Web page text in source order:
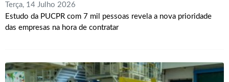
Terça, 14 Julho 2026
Estudo da PUCPR com 7 mil pessoas revela a nova prioridade
das empresas na hora de contratar